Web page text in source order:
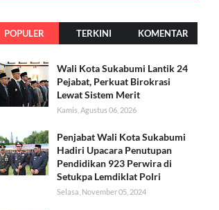
POPULER TERKINI KOMENTAR
Wali Kota Sukabumi Lantik 24
Pejabat, Perkuat Birokrasi
Lewat Sistem Merit
Kamis, Agustus 06, 2026
Penjabat Wali Kota Sukabumi
Hadiri Upacara Penutupan
Pendidikan 923 Perwira di
Setukpa Lemdiklat Polri
Selasa, November 05, 2024